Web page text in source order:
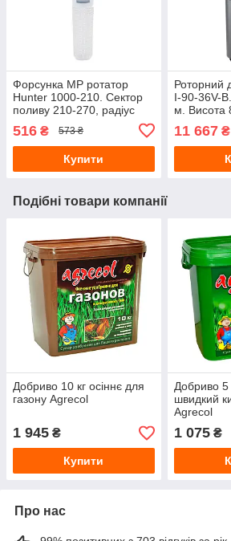
Форсунка МР ротатор
Hunter 1000-210. Сектор
поливу 210-270, радіус
516 ₴ 573 ₴
Купити
Роторний
I-90-36V-
м. Висота
11 667₴
Подібні товари компанії
Добриво 10 кг осіннє для
газону Agrecol
1 945 ₴
Купити
Добриво 5
швидкий
Agrecol
1 075₴
Про нас